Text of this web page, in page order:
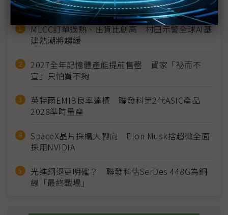
近７天熱門報導
MLCC訂單過熱、出貨比創高 村田示警全球AI基
建熱潮將趨緩
2027全年記憶體產能提前售罄 買家「祕而不
宣」只怕買不夠
英特爾EMIB良率達標 聯發科第2代ASIC產品
2028準時量產
SpaceX晶片採購大轉向 Elon Musk捨超微全面
採用NVIDIA
光進銅退更明確？ 聯發科估SerDes 448G為銅
線「最終戰場」